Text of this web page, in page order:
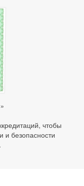
чтобы
и безопасности